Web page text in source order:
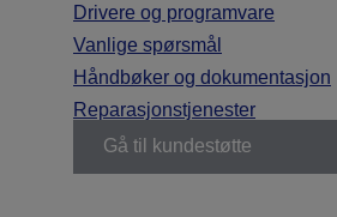
Drivere og programvare
Vanlige spørsmål
Håndbøker og dokumentasjon
Reparasjonstjenester
Gå til kundestøtte